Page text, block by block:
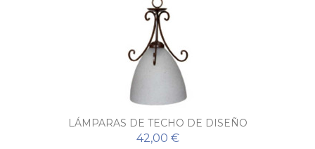
LÁMPARAS DE TECHO DE DISEÑO
42,00 €